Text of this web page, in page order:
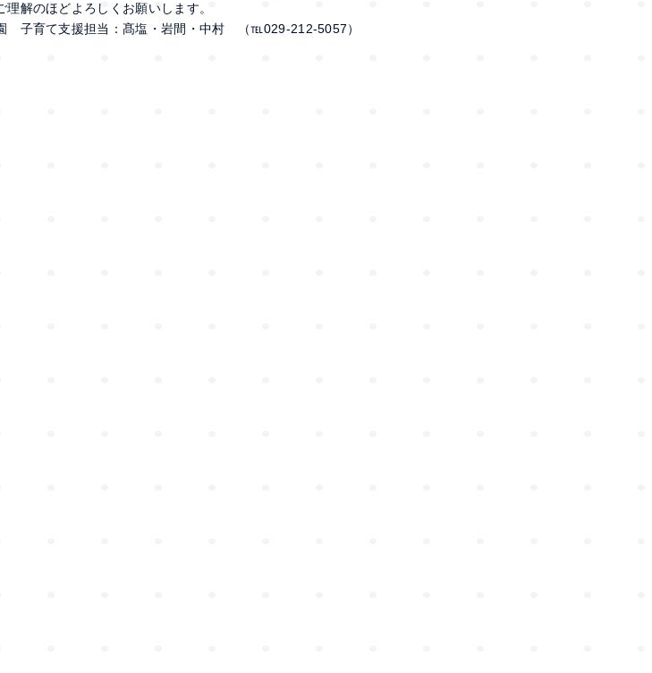
理解のほどよろしくお願いします。
子育て支援担当：髙塩・岩間・中村 （℡029-212-5057）